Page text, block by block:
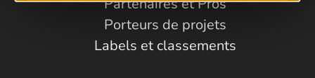
Partenaires et Pros
Porteurs de projets
Labels et classements